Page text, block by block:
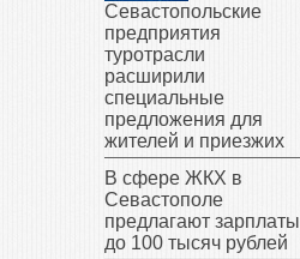
Севастопольские
предприятия
туротрасли
расширили
специальные
предложения для
жителей и приезжих
В сфере ЖКХ в
Севастополе
предлагают зарплаты
до 100 тысяч рублей